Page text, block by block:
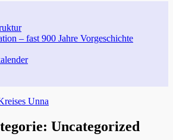
– fast 900 Jahre Vorgeschichte
Uncategorized